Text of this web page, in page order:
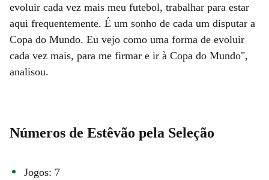
evoluir cada vez mais meu futebol, trabalhar para estar
aqui frequentemente. É um sonho de cada um disputar a
Copa do Mundo. Eu vejo como uma forma de evoluir
cada vez mais, para me firmar e ir à Copa do Mundo",
analisou.
Números de Estêvão pela Seleção
Jogos: 7